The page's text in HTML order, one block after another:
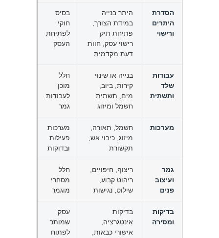
הסדרת
היתרים
ורישוי
היתר בנייה
במידת הצורך,
פתיחת תיק
רישוי עסק, חוות
דעת מקדמית
בסיס
חוקי
לפתיחת
העסק
עבודות
שלד
ותשתית
בנייה או שינוי
קירות, ביוב,
מים, תשתית
חשמל ומיזוג
חלל
מוכן
לעבודות
גמר
מערכות
חשמל, תאורה,
מיזוג, כיבוי אש,
תקשורת
מערכות
פעילות
ובדוקות
גמר
ועיצוב
פנים
ריצוף, חיפויים,
ריהוט קבוע,
שילוט, נגישות
חלל
מסחרי
מוגמר
בדיקות
ומסירה
בדיקות
אינטגרציה,
אישורי כבאות,
עסק
שמותר
לפתוח